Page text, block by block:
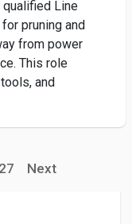
qualified Line
pruning and
from power
This role
and
27 Next